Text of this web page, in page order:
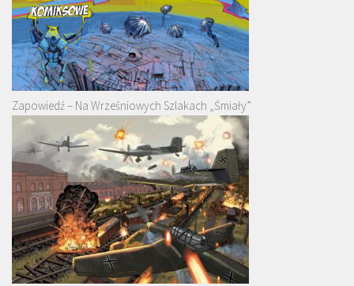
Zapowiedź – Na Wrześniowych Szlakach „Śmiały”